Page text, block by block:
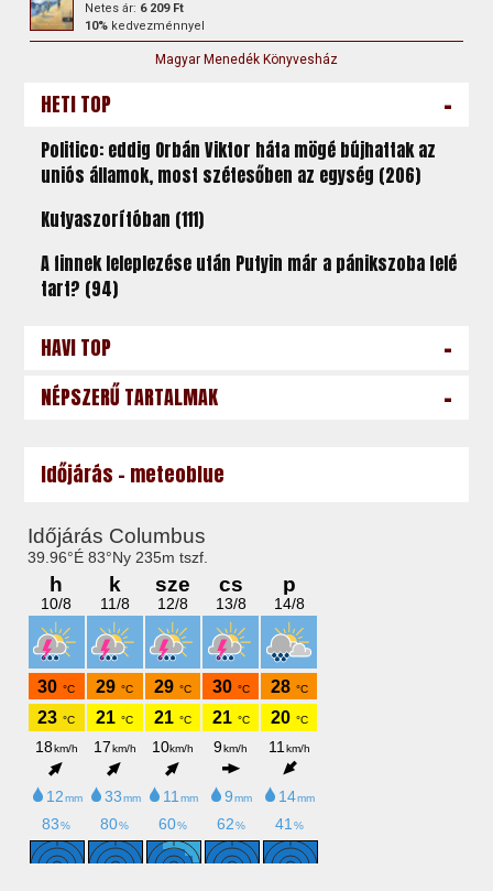
Netes ár: 6 209 Ft
10% kedvezménnyel
Magyar Menedék Könyvesház
HETI TOP -
Politico: eddig Orbán Viktor háta mögé bújhattak az
uniós államok, most szétesőben az egység (206)
Kutyaszorítóban (111)
A finnek leleplezése után Putyin már a pánikszoba felé
tart? (94)
HAVI TOP -
NÉPSZERŰ TARTALMAK -
Időjárás - meteoblue